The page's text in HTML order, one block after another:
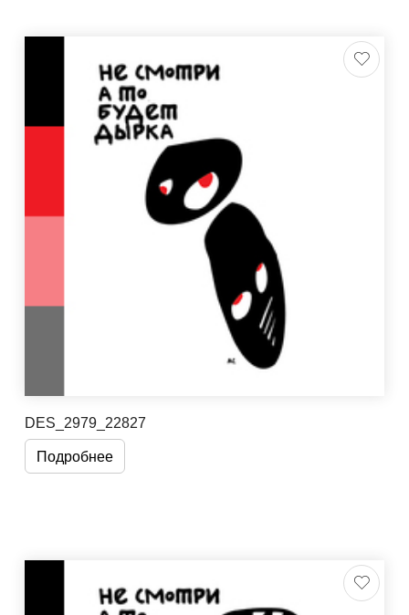
DES_2979_22827
Подробнее